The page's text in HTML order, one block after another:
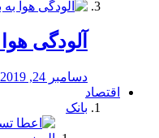
آلودگی
دسامبر 24, 2019
اقتصاد
بانک